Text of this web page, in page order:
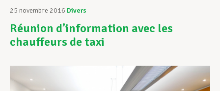
Vos droits
25 novembre 2016 Divers
Réunion d’information avec les
chauffeurs de taxi